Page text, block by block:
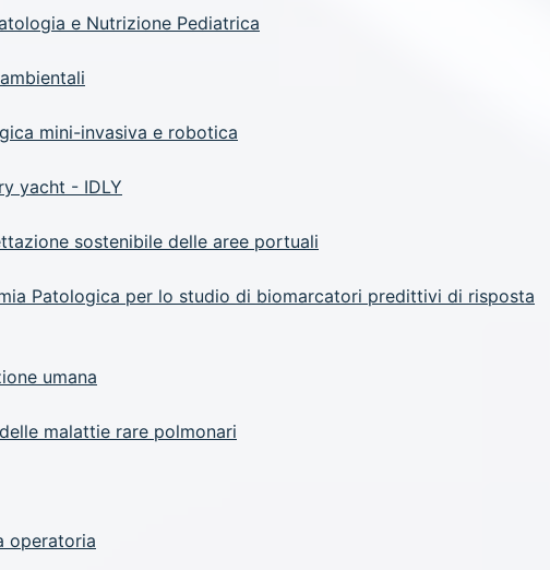
e Nutrizione Pediatrica
mini-invasiva e robotica
yacht - IDLY
sostenibile delle aree portuali
Patologica per lo studio di biomarcatori predittivi di risposta
umana
malattie rare polmonari
operatoria